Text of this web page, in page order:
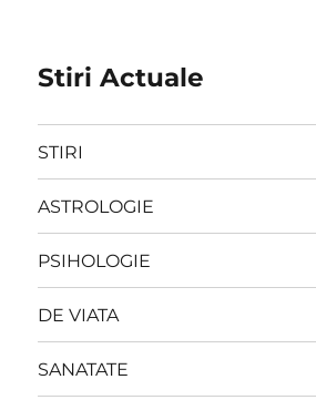
Stiri Actuale
STIRI
ASTROLOGIE
PSIHOLOGIE
DE VIATA
SANATATE